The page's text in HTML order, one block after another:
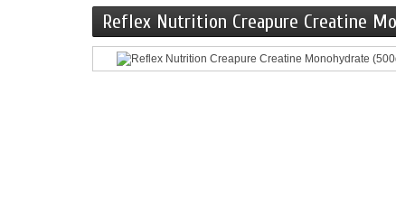
Reflex Nutrition Creapure Creatine